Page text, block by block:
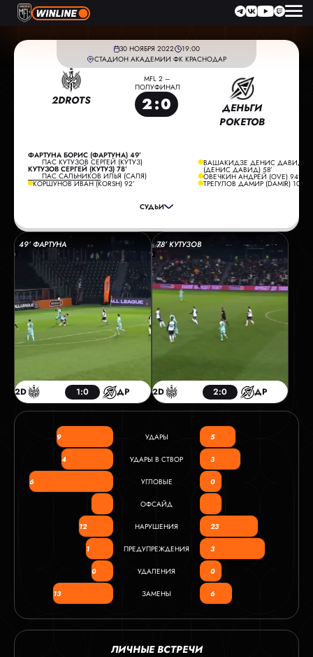
30 НОЯБРЯ 2022
19:00
СТАДИОН АКАДЕМИИ ФК КРАСНОДАР
2DROTS
ФАРТУНА БОРИС (ФАРТУНА) 49’
ПАС КУТУЗОВ СЕРГЕЙ (КУТУЗ)
КУТУЗОВ СЕРГЕЙ (КУТУЗ) 78’
ПАС САЛЬНИКОВ ИЛЬЯ (САЛЯ)
КОРШУНОВ ИВАН (KORSH) 92’
MFL 2 –
ПОЛУФИНАЛ
2:0
СУДЬИ
ВАШАКИДЗЕ ДЕНИС ДАВИД
(ДЕНИС ДАВИД) 58’
ОВЕЧКИН АНДРЕЙ (OVE) 94’
ТРЕГУЛОВ ДАМИР (DAMIR) 101’
ДЕНЬГИ
РОКЕТОВ
ГЛАВНЫЙ СУДЬЯ:ФИЛИМОНОВ АЛЕКСАНДР
ПОМОЩНИК СУДЬИ:
ЧАЛИЙ АНДРЕЙ
РЕЗЕРВНЫЙ СУДЬЯ:АПОНАСЕНКО ЮРИЙ
49’ ФАРТУНА
2D 1:0 ДР
78’ КУТУЗОВ
2D 2:0 ДР
9 УДАРЫ 5
4 УДАРЫ В СТВОР 3
6 УГЛОВЫЕ 0
ОФСАЙД
12 НАРУШЕНИЯ 23
1 ПРЕДУПРЕЖДЕНИЯ 3
0 УДАЛЕНИЯ 0
13 ЗАМЕНЫ 6
ЛИЧНЫЕ ВСТРЕЧИ